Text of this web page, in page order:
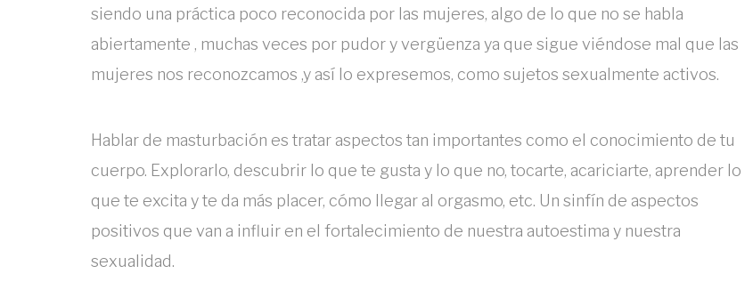
siendo una práctica poco reconocida por las mujeres, algo de lo que no se habla
abiertamente , muchas veces por pudor y vergüenza ya que sigue viéndose mal que las
mujeres nos reconozcamos ,y así lo expresemos, como sujetos sexualmente activos.
Hablar de masturbación es tratar aspectos tan importantes como el conocimiento de tu
cuerpo. Explorarlo, descubrir lo que te gusta y lo que no, tocarte, acariciarte, aprender lo
que te excita y te da más placer, cómo llegar al orgasmo, etc. Un sinfín de aspectos
positivos que van a influir en el fortalecimiento de nuestra autoestima y nuestra
sexualidad.